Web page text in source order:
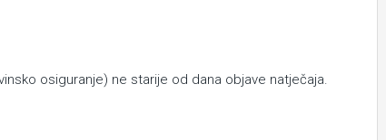
osiguranje) ne starije od dana objave natječaja.